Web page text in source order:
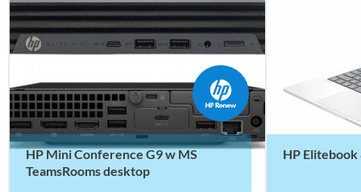
HP Mini Conference G9 w MS
TeamsRooms desktop
HP